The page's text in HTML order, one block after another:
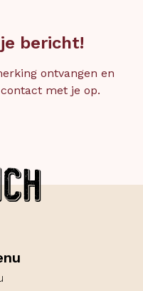
bericht!
ontvangen en
met je op.